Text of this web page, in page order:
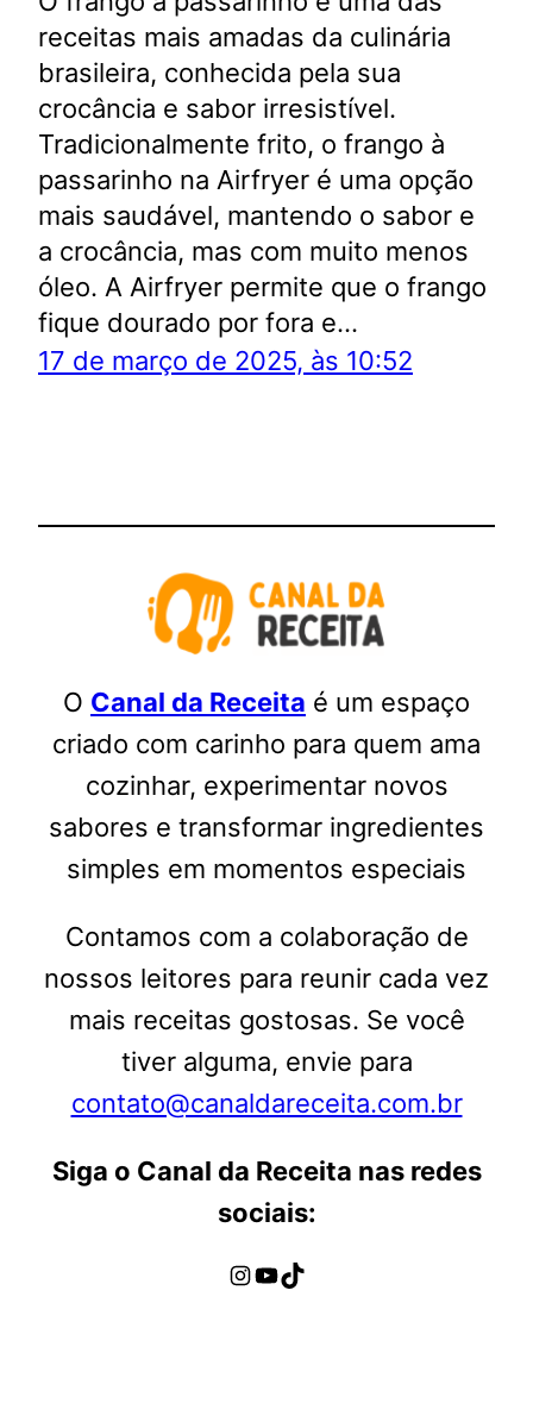
receitas mais amadas da culinária
brasileira, conhecida pela sua
crocância e sabor irresistível.
Tradicionalmente frito, o frango à
passarinho na Airfryer é uma opção
mais saudável, mantendo o sabor e
a crocância, mas com muito menos
óleo. A Airfryer permite que o frango
fique dourado por fora e…
17 de março de 2025, às 10:52
O Canal da Receita é um espaço
criado com carinho para quem ama
cozinhar, experimentar novos
sabores e transformar ingredientes
simples em momentos especiais
Contamos com a colaboração de
nossos leitores para reunir cada vez
mais receitas gostosas. Se você
tiver alguma, envie para
contato@canaldareceita.com.br
Siga o Canal da Receita nas redes
sociais:
Instagram
Youtube
TikTok